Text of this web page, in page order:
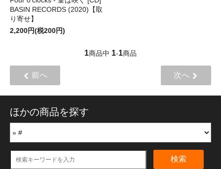
BASIN RECORDS (2020)【取
り寄せ】
2,200円(税200円)
1商品中 1-1商品
前へ 次へ
ほかの商品を探す
検索